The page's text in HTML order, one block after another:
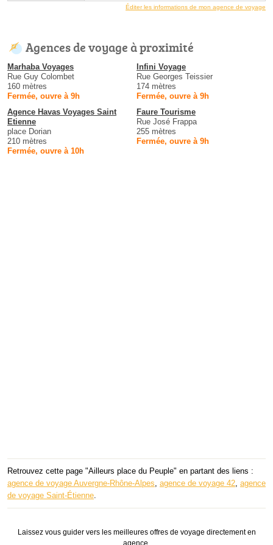
Éditer les informations de mon agence de voyage
Agences de voyage à proximité
Marhaba Voyages
Rue Guy Colombet
160 mètres
Fermée, ouvre à 9h
Infini Voyage
Rue Georges Teissier
174 mètres
Fermée, ouvre à 9h
Agence Havas Voyages Saint
Etienne
place Dorian
210 mètres
Fermée, ouvre à 10h
Faure Tourisme
Rue José Frappa
255 mètres
Fermée, ouvre à 9h
Retrouvez cette page "Ailleurs place du Peuple" en partant des liens :
agence de voyage Auvergne-Rhône-Alpes, agence de voyage 42, agence
de voyage Saint-Étienne.
Laissez vous guider vers les meilleures offres de voyage directement en